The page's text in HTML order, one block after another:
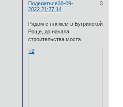
Поделиться 3
30-09-
2022 21:27:14
Рядом с пляжем в Бугринской
Роще, до начала
строительства моста.
+2